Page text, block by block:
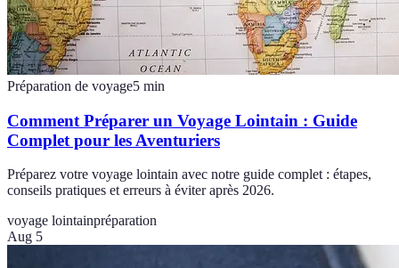
Préparation de voyage5 min
Comment Préparer un Voyage Lointain : Guide
Complet pour les Aventuriers
Préparez votre voyage lointain avec notre guide complet : étapes,
conseils pratiques et erreurs à éviter après 2026.
voyage lointainpréparation
Aug 5